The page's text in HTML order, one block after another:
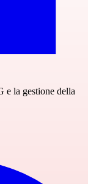
e la gestione della